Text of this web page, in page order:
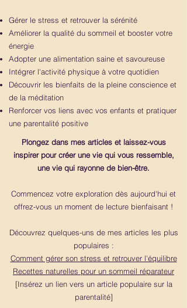
Gérer le stress et retrouver la sérénité
Améliorer la qualité du sommeil et booster votre
énergie
Adopter une alimentation saine et savoureuse
Intégrer l'activité physique à votre quotidien
Découvrir les bienfaits de la pleine conscience et
de la méditation
Renforcer vos liens avec vos enfants et pratiquer
une parentalité positive
Plongez dans mes articles et laissez-vous
inspirer pour créer une vie qui vous ressemble,
une vie qui rayonne de bien-être.
Commencez votre exploration dès aujourd'hui et
offrez-vous un moment de lecture bienfaisant !
Découvrez quelques-uns de mes articles les plus
populaires :
Comment gérer son stress et retrouver l'équilibre
Recettes naturelles pour un sommeil réparateur
[Insérez un lien vers un article populaire sur la
parentalité]